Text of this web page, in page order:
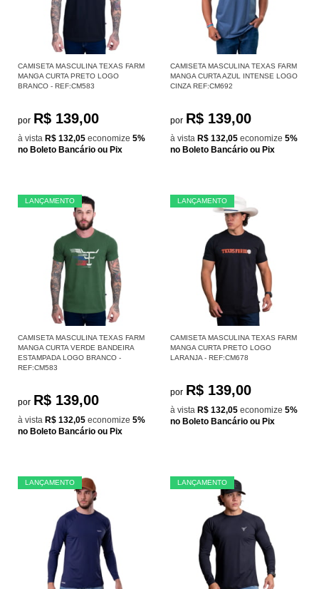
CAMISETA MASCULINA TEXAS FARM
MANGA CURTA PRETO LOGO
BRANCO - REF:CM583
por R$ 139,00
à vista R$ 132,05 economize 5%
no Boleto Bancário ou Pix
CAMISETA MASCULINA TEXAS FARM
MANGA CURTA AZUL INTENSE LOGO
CINZA REF:CM692
por R$ 139,00
à vista R$ 132,05 economize 5%
no Boleto Bancário ou Pix
LANÇAMENTO
CAMISETA MASCULINA TEXAS FARM
MANGA CURTA VERDE BANDEIRA
ESTAMPADA LOGO BRANCO -
REF:CM583
por R$ 139,00
à vista R$ 132,05 economize 5%
no Boleto Bancário ou Pix
LANÇAMENTO
CAMISETA MASCULINA TEXAS FARM
MANGA CURTA PRETO LOGO
LARANJA - REF:CM678
por R$ 139,00
à vista R$ 132,05 economize 5%
no Boleto Bancário ou Pix
LANÇAMENTO LANÇAMENTO